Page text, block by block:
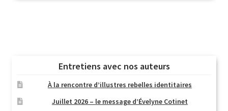
Entretiens avec nos auteurs
À la rencontre d’illustres rebelles identitaires
Juillet 2026 – le message d’Évelyne Cotinet